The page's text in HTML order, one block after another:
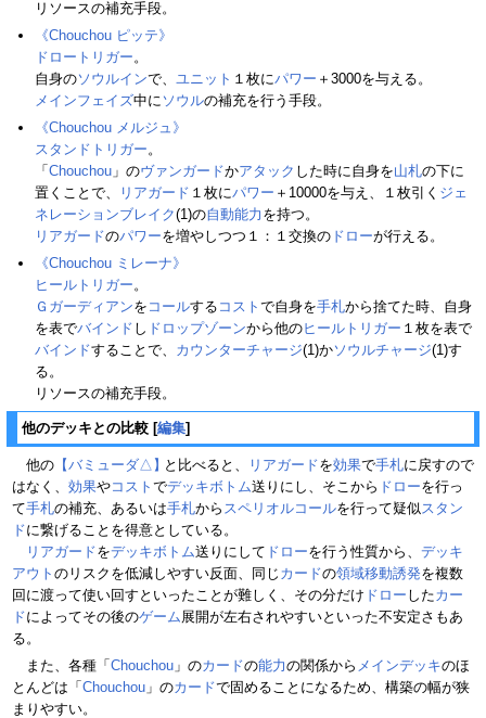
リソースの補充手段。
《Chouchou ピッテ》
ドロートリガー 。
自身のソウルインで、 ユニット １枚にパワー ＋3000を与える。
メインフェイズ中に ソウルの補充を行う手段。
《Chouchou メルジュ》
スタンドトリガー 。
「 Chouchou 」のヴァンガードかアタック した時に自身を山札の下に
置くことで、
リアガード １枚にパワー ＋10000を与え、１枚引く ジェ
ネレーションブレイク(1)の自動能力 を持つ。
リアガードのパワーを増やしつつ１：１交換の ドローが行える。
《Chouchou ミレーナ》
ヒールトリガー 。
Ｇガーディアンを コールする コスト で自身を手札から捨てた時、自身
を表でバインド し ドロップゾーンから他のヒールトリガー １枚を表で
バインドすることで、 カウンターチャージ(1)かソウルチャージ(1)す
る。
リソースの補充手段。
他のデッキとの比較 [編集]
他の 【バミューダ△】 と比べると、 リアガードを効果で手札に戻すので
はなく、 効果やコスト でデッキボトム送りにし、そこから ドローを行っ
て手札の補充、あるいは手札から スペリオルコールを行って疑似 スタン
ドに繋げることを得意としている。
リアガードをデッキボトム送りにして ドローを行う性質から、 デッキ
アウト のリスクを低減しやすい反面、同じ カードの領域移動誘発を複数
回に渡って使い回すといったことが難しく、その分だけ ドロー したカー
ドによってその後のゲーム 展開が左右されやすいといった不安定さもあ
る。
また、各種「Chouchou 」のカードの能力の関係から メインデッキのほ
とんどは「Chouchou 」のカードで固めることになるため、構築の幅が狭
まりやすい。